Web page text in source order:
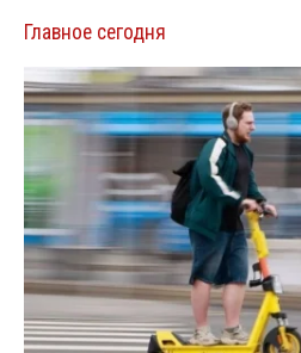
Главное сегодня